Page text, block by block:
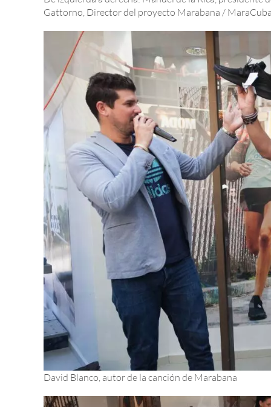
Gattorno, Director del proyecto Marabana /
David Blanco, autor de la canción de Marabana